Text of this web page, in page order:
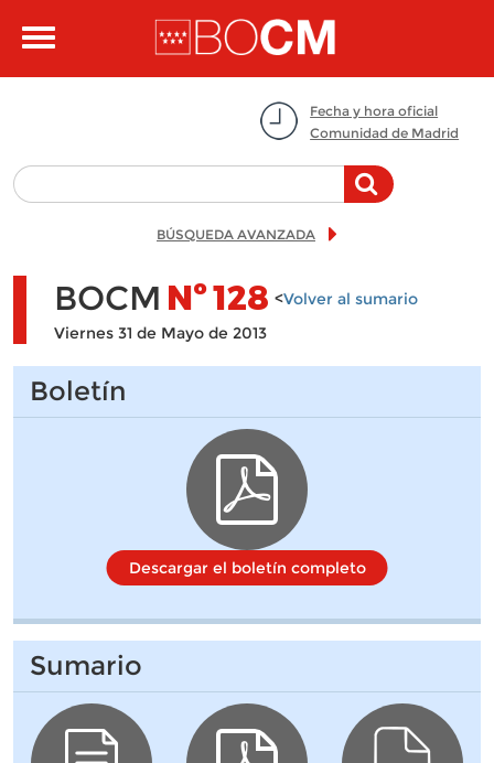
Toggle
Fecha y hora oficial
Comunidad de Madrid
BÚSQUEDA AVANZADA
BOCM Nº128 <Volver al sumario
Viernes 31 de Mayo de 2013
Boletín
Descargar el boletín completo
Sumario